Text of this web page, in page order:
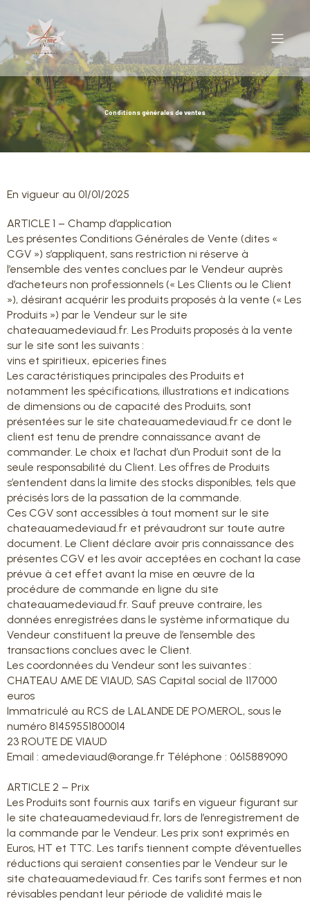
Conditions générales de ventes
En vigueur au 01/01/2025
ARTICLE 1 – Champ d’application
Les présentes Conditions Générales de Vente (dites «
CGV ») s’appliquent, sans restriction ni réserve à
l’ensemble des ventes conclues par le Vendeur auprès
d’acheteurs non professionnels (« Les Clients ou le Client
»), désirant acquérir les produits proposés à la vente (« Les
Produits ») par le Vendeur sur le site
chateauamedeviaud.fr. Les Produits proposés à la vente
sur le site sont les suivants :
vins et spiritieux, epiceries fines
Les caractéristiques principales des Produits et
notamment les spécifications, illustrations et indications
de dimensions ou de capacité des Produits, sont
présentées sur le site chateauamedeviaud.fr ce dont le
client est tenu de prendre connaissance avant de
commander. Le choix et l’achat d’un Produit sont de la
seule responsabilité du Client. Les offres de Produits
s’entendent dans la limite des stocks disponibles, tels que
précisés lors de la passation de la commande.
Ces CGV sont accessibles à tout moment sur le site
chateauamedeviaud.fr et prévaudront sur toute autre
document. Le Client déclare avoir pris connaissance des
présentes CGV et les avoir acceptées en cochant la case
prévue à cet effet avant la mise en œuvre de la
procédure de commande en ligne du site
chateauamedeviaud.fr. Sauf preuve contraire, les
données enregistrées dans le système informatique du
Vendeur constituent la preuve de l’ensemble des
transactions conclues avec le Client.
Les coordonnées du Vendeur sont les suivantes :
CHATEAU AME DE VIAUD, SAS Capital social de 117000
euros
Immatriculé au RCS de LALANDE DE POMEROL, sous le
numéro 81459551800014
23 ROUTE DE VIAUD
Email : amedeviaud@orange.fr Téléphone : 0615889090
ARTICLE 2 – Prix
Les Produits sont fournis aux tarifs en vigueur figurant sur
le site chateauamedeviaud.fr, lors de l’enregistrement de
la commande par le Vendeur. Les prix sont exprimés en
Euros, HT et TTC. Les tarifs tiennent compte d’éventuelles
réductions qui seraient consenties par le Vendeur sur le
site chateauamedeviaud.fr. Ces tarifs sont fermes et non
révisables pendant leur période de validité mais le